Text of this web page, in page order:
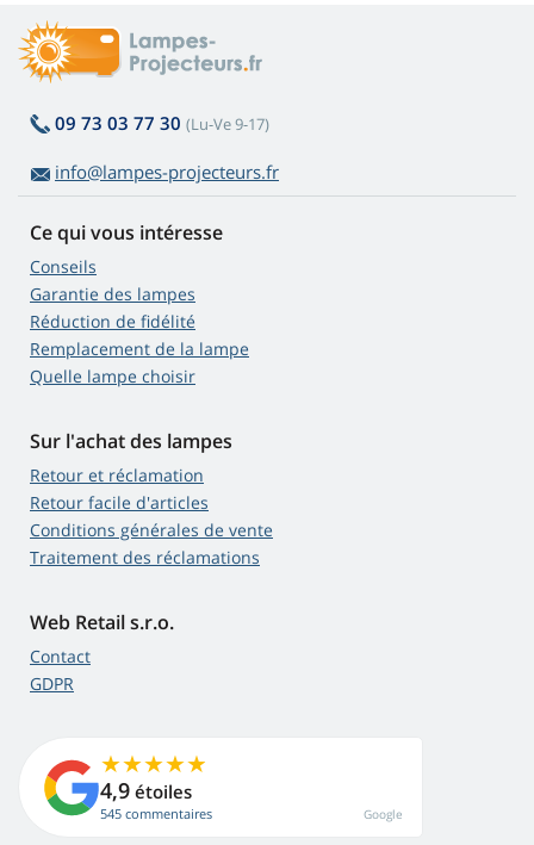
09 73 03 77 30 (Lu-Ve 9-17)
info@lampes-projecteurs.fr
Ce qui vous intéresse
Conseils
Garantie des lampes
Réduction de fidélité
Remplacement de la lampe
Quelle lampe choisir
Sur l'achat des lampes
Retour et réclamation
Retour facile d'articles
Conditions générales de vente
Traitement des réclamations
Web Retail s.r.o.
Contact
GDPR
4,9 étoiles
545 commentaires Google